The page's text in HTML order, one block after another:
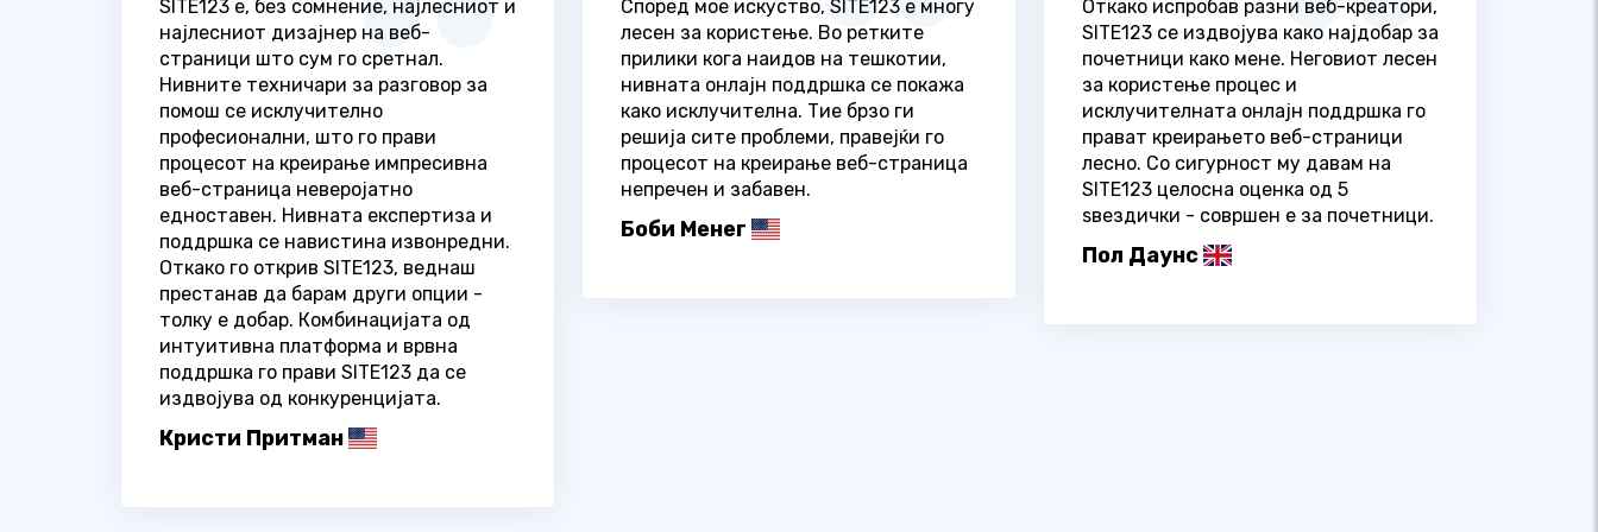
SITE123 е, без сомнение, најлесниот и
најлесниот дизајнер на веб-
страници што сум го сретнал.
Нивните техничари за разговор за
помош се исклучително
професионални, што го прави
процесот на креирање импресивна
веб-страница неверојатно
едноставен. Нивната експертиза и
поддршка се навистина извонредни.
Откако го открив SITE123, веднаш
престанав да барам други опции -
толку е добар. Комбинацијата од
интуитивна платформа и врвна
поддршка го прави SITE123 да се
издвојува од конкуренцијата.
Кристи Притман
Според мое искуство, SITE123 е многу
лесен за користење. Во ретките
прилики кога наидов на тешкотии,
нивната онлајн поддршка се покажа
како исклучителна. Тие брзо ги
решија сите проблеми, правејќи го
процесот на креирање веб-страница
непречен и забавен.
Боби Менег
Откако испробав разни веб-креатори,
SITE123 се издвојува како најдобар за
почетници како мене. Неговиот лесен
за користење процес и
исклучителната онлајн поддршка го
прават креирањето веб-страници
лесно. Со сигурност му давам на
SITE123 целосна оценка од 5
ѕвездички - совршен е за почетници.
Пол Даунс